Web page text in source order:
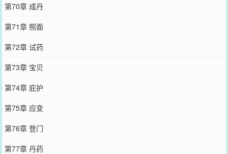
第70章 成丹
第71章 照面
第72章 试药
第73章 宝贝
第74章 庇护
第75章 应变
第76章 登门
第77章 丹药